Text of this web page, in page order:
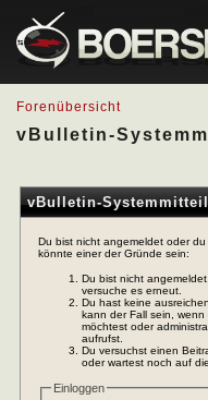
Forenübersicht
vBulletin-
vBulletin-
Du bist nicht angemeldet oder
könnte einer der Gründe sein:
Du bist nicht
versuche es erneut.
Du hast keine
kann der Fall sein,
möchtest oder
aufrufst.
Du versuchst einen
oder wartest noch auf
Einloggen